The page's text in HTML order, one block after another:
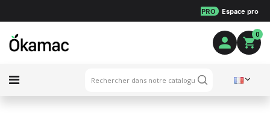
PRO Espace pro
0